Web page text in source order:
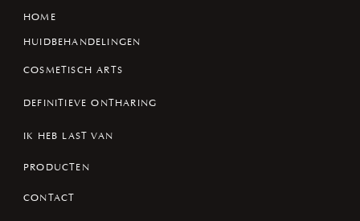
HOME
HUIDBEHANDELINGEN
COSMETISCH ARTS
DEFINITIEVE ONTHARING
IK HEB LAST VAN
PRODUCTEN
CONTACT